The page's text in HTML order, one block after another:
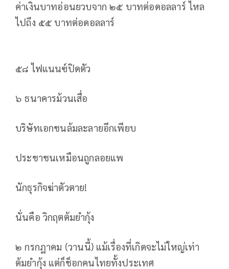
ค่าเงินบาทอ่อนยวบจาก ๒๕ บาทต่อดอลลาร์ ไหล
ไปถึง ๕๕ บาทต่อดอลลาร์
๕๘ ไฟแนนซ์ปิดตัว
๖ ธนาคารม้วนเสื่อ
บริษัทเอกชนล้มละลายอีกเพียบ
ประชาชนเหมือนถูกลอยแพ
นักธุรกิจฆ่าตัวตาย!
นั่นคือ วิกฤตต้มยำกุ้ง
๒ กรกฎาคม (วานนี้) แม้เรื่องที่เกิดจะไม่ใหญ่เท่า
ต้มยำกุ้ง แต่ก็ช็อกคนไทยทั้งประเทศ